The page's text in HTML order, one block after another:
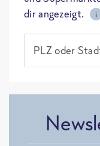
dir angezeigt.
i
PLZ oder